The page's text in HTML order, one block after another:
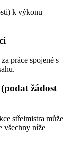
k výkonu
práce spojené s
žádost
střelmistra může
všechny níže